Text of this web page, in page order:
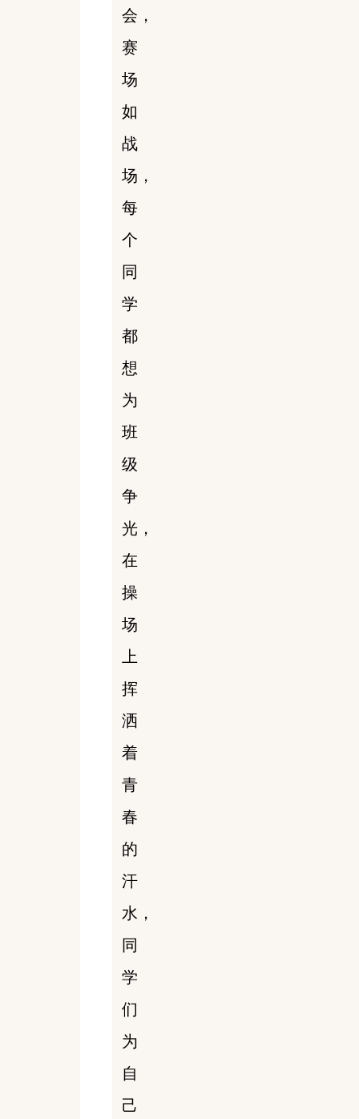
会，
赛
场
如
战
场，
每
个
同
学
都
想
为
班
级
争
光，
在
操
场
上
挥
洒
着
青
春
的
汗
水，
同
学
们
为
自
己